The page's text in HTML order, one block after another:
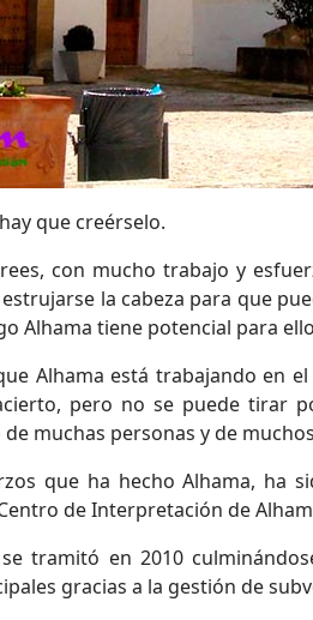
que creérselo.
con mucho trabajo y
la cabeza para que
Alhama tiene potencial para
Alhama está trabajando en
pero no se puede tirar
muchas personas y de
que ha hecho Alhama, ha
de Interpretación de
tramitó en 2010
gracias a la gestión de